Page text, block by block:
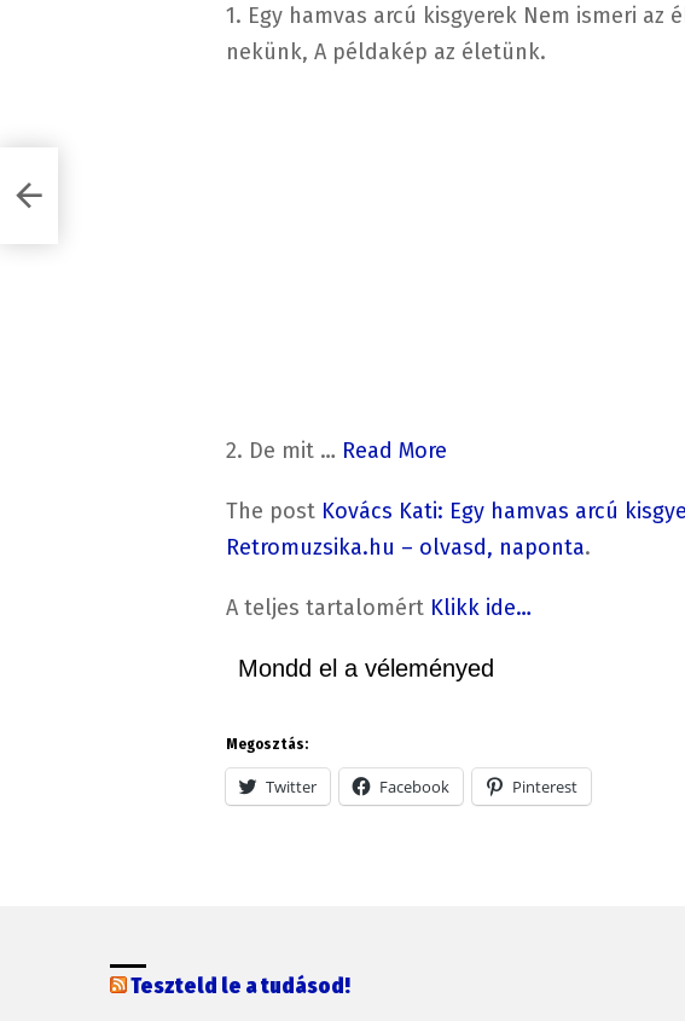
1. Egy hamvas arcú kisgyerek Nem ismeri
nekünk, A példakép az életünk.
2. De mit … Read More
The post Kovács Kati: Egy hamvas arcú
Retromuzsika.hu – olvasd, naponta.
A teljes tartalomért Klikk ide…
Mondd el a véleményed
Megosztás:
Twitter Facebook Pinterest
Teszteld le a tudásod!